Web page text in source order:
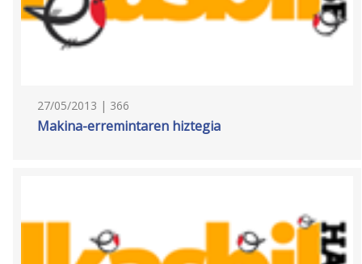
27/05/2013 | 366
Makina-erremintaren hiztegia